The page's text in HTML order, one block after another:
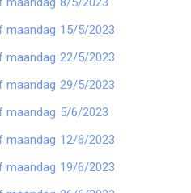
maandag 15/5/2023
maandag 22/5/2023
maandag 29/5/2023
maandag 5/6/2023
maandag 12/6/2023
maandag 19/6/2023